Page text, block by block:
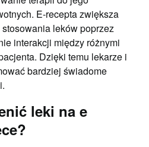
E-recepta zwiększa
leków poprzez
interakcji między różnymi
Dzięki temu lekarze i
bardziej świadome
leki na e